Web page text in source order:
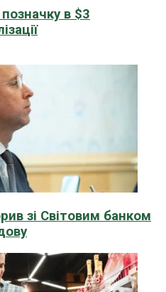
в $3
зі Світовим банком